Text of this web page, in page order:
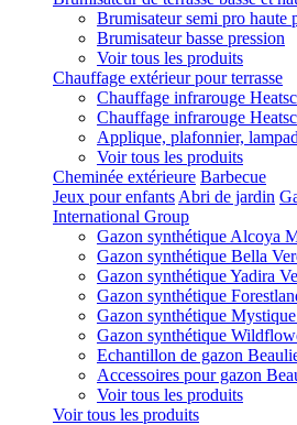
Brumisateur semi pro haute
Brumisateur basse pression
Voir tous les produits
Chauffage extérieur pour terrasse
Chauffage infrarouge
Chauffage infrarouge
Applique, plafonnier,
Voir tous les produits
Cheminée extérieure Barbecue
Jeux pour enfants Abri de jardin
International Group
Gazon synthétique Alcoya
Gazon synthétique Bella
Gazon synthétique Yadira
Gazon synthétique
Gazon synthétique
Gazon synthétique
Echantillon de gazon
Accessoires pour gazon
Voir tous les produits
Voir tous les produits